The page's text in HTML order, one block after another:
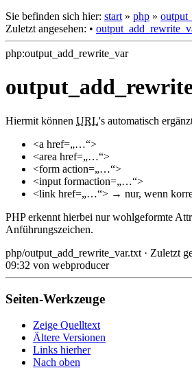
Sie befinden sich hier: start » php »
Zuletzt angesehen: •
php:output_add_rewrite_var
Hiermit können URL's automatisch
<a href=„…“>
<area href=„…“>
<form action=„…“>
<input formaction=„…“>
<link href=„…“> → nur, wenn
PHP erkennt hierbei nur wohlgeformte
Anführungszeichen.
php/output_add_rewrite_var.txt · Zuletzt
09:32 von webproducer
Seiten-Werkzeuge
Zeige Quelltext
Ältere Versionen
Links hierher
Nach oben